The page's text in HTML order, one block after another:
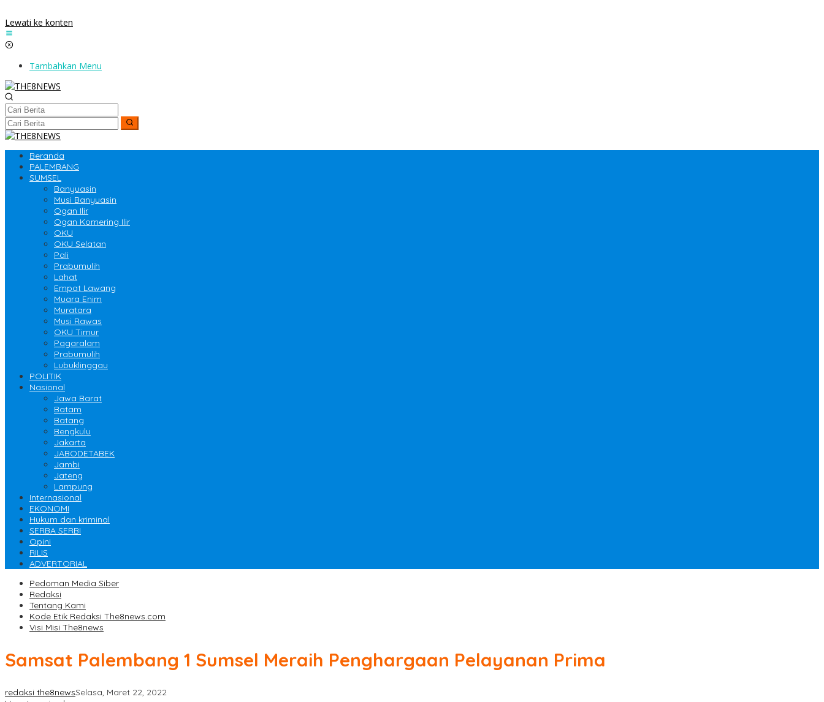
Lewati ke konten
Tambahkan Menu
Beranda
PALEMBANG
SUMSEL
Banyuasin
Musi Banyuasin
Ogan Ilir
Ogan Komering Ilir
OKU
OKU Selatan
Pali
Prabumulih
Lahat
Empat Lawang
Muara Enim
Muratara
Musi Rawas
OKU Timur
Pagaralam
Prabumulih
Lubuklinggau
POLITIK
Nasional
Jawa Barat
Batam
Batang
Bengkulu
Jakarta
JABODETABEK
Jambi
Jateng
Lampung
Internasional
EKONOMI
Hukum dan kriminal
SERBA SERBI
Opini
RILIS
ADVERTORIAL
Pedoman Media Siber
Redaksi
Tentang Kami
Kode Etik Redaksi The8news.com
Visi Misi The8news
Samsat Palembang 1 Sumsel Meraih Penghargaan Pelayanan Prima
redaksi the8newsSelasa, Maret 22, 2022